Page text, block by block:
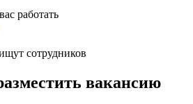
работать
сотрудников
вакансию